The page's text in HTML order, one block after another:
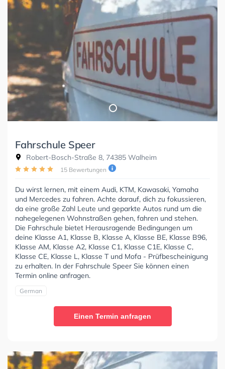
Fahrschule Speer
Robert-Bosch-Straße 8, 74385 Walheim
15 Bewertungen
Du wirst lernen, mit einem Audi, KTM, Kawasaki, Yamaha
und Mercedes zu fahren. Achte darauf, dich zu fokussieren,
da eine große Zahl Leute und geparkte Autos rund um die
nahegelegenen Wohnstraßen gehen, fahren und stehen.
Die Fahrschule bietet Herausragende Bedingungen um
deine Klasse A1, Klasse B, Klasse A, Klasse BE, Klasse B96,
Klasse AM, Klasse A2, Klasse C1, Klasse C1E, Klasse C,
Klasse CE, Klasse L, Klasse T und Mofa - Prüfbescheinigung
zu erhalten. In der Fahrschule Speer Sie können einen
Termin online anfragen.
German
Einen Termin anfragen